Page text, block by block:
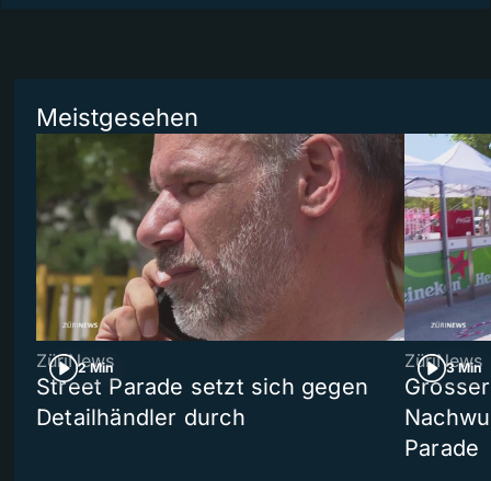
Meistgesehen
2 Min
ZüriNews
Street Parade setzt sich gegen
Detailhändler durch
3 Min
ZüriNews
Parade